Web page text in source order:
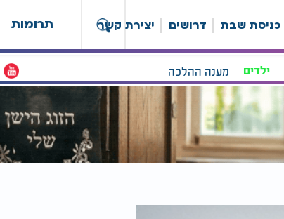
תרומות כניסת שבת דרושים יצירת קשר
ילדים מענה ההלכה